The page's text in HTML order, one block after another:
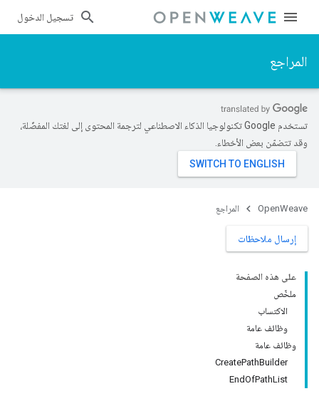
تسجيل الدخول
المراجع
تستخدم Google تكنولوجيا الذكاء الاصطناعي لترجمة المحتوى إلى لغتك المفضّلة،
وقد تتضمّن بعض الأخطاء.
OpenWeave المراجع
إرسال ملاحظات
على هذه الصفحة
ملخّص
الاكتساب
وظائف عامة
وظائف عامة
CreatePathBuilder
EndOfPathList